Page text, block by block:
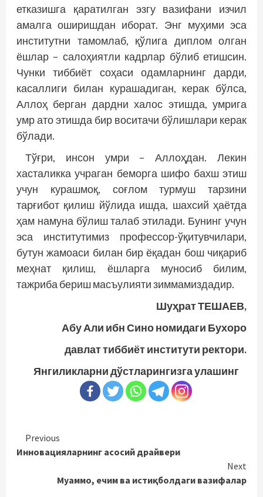
етказишга қаратилган эзгу вазифани изчил
амалга оширишдан иборат. Энг муҳими эса
институтни тамомлаб, қўлига диплом олган
ёшлар – салоҳиятли кадрлар бўлиб етишсин.
Чунки тиббиёт соҳаси одамларнинг дарди,
касаллиги билан курашадиган, керак бўлса,
Аллоҳ берган дардни халос этишда, умрига
умр ато этишда бир воситачи бўлишлари керак
бўлади.
Тўғри, инсон умри – Аллоҳдан. Лекин
хасталикка учраган беморга шифо бахш этиш
учун курашмоқ, соғлом турмуш тарзини
тарғибот қилиш йўлида ишда, шахсий ҳаётда
ҳам намуна бўлиш талаб этилади. Бунинг учун
эса институтимиз профессор-ўқитувчилари,
бутун жамоаси билан бир ёқадан бош чиқариб
меҳнат қилиш, ёшларга муносиб билим,
тажриба бериш масъулияти зиммамиздадир.
Шуҳрат ТЕШАЕВ,
Абу Али ибн Сино номидаги Бухоро
давлат тиббиёт институти ректори.
Янгиликларни дўстларингизга улашинг
Continue
Reading
Previous
Инновацияларнинг асосий драйвери
Next
Муаммо, ечим ва истиқболдаги вазифалар